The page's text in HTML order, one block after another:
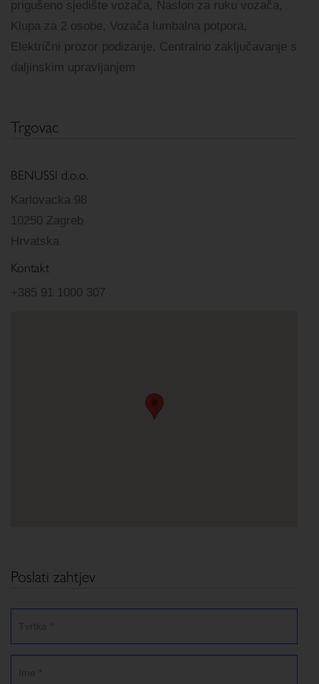
prigušeno sjedište vozača, Naslon za ruku vozača,
Klupa za 2 osobe, Vozača lumbalna potpora,
Električni prozor podizanje, Centralno zaključavanje s
daljinskim upravljanjem
Trgovac
BENUSSI d.o.o.
Karlovacka 98
10250 Zagreb
Hrvatska
Kontakt
+385 91 1000 307
Poslati zahtjev